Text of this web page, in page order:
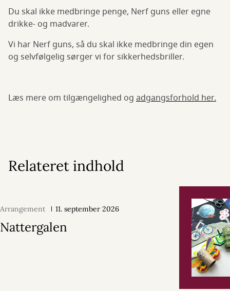
Du skal ikke medbringe penge, Nerf guns eller egne
drikke- og madvarer.
Vi har Nerf guns, så du skal ikke medbringe din egen
og selvfølgelig sørger vi for sikkerhedsbriller.
Læs mere om tilgængelighed og adgangsforhold her.
Relateret indhold
Arrangement 11. september 2026
Nattergalen